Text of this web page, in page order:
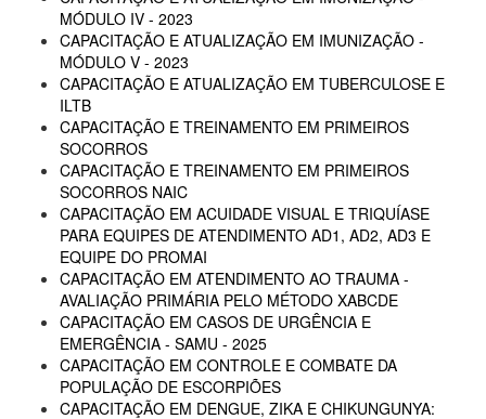
MÓDULO IV - 2023
CAPACITAÇÃO E ATUALIZAÇÃO EM IMUNIZAÇÃO -
MÓDULO V - 2023
CAPACITAÇÃO E ATUALIZAÇÃO EM TUBERCULOSE E
ILTB
CAPACITAÇÃO E TREINAMENTO EM PRIMEIROS
SOCORROS
CAPACITAÇÃO E TREINAMENTO EM PRIMEIROS
SOCORROS NAIC
CAPACITAÇÃO EM ACUIDADE VISUAL E TRIQUÍASE
PARA EQUIPES DE ATENDIMENTO AD1, AD2, AD3 E
EQUIPE DO PROMAI
CAPACITAÇÃO EM ATENDIMENTO AO TRAUMA -
AVALIAÇÃO PRIMÁRIA PELO MÉTODO XABCDE
CAPACITAÇÃO EM CASOS DE URGÊNCIA E
EMERGÊNCIA - SAMU - 2025
CAPACITAÇÃO EM CONTROLE E COMBATE DA
POPULAÇÃO DE ESCORPIÕES
CAPACITAÇÃO EM DENGUE, ZIKA E CHIKUNGUNYA: